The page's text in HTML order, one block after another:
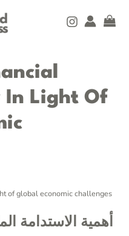
Light Of
of global economic challenges
أهمية الاستدامة